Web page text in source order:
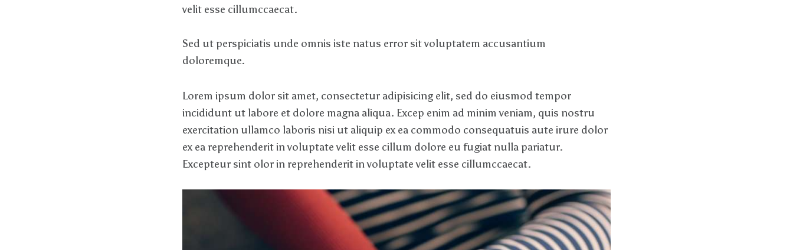
velit esse cillumccaecat.
Sed ut perspiciatis unde omnis iste natus error sit voluptatem accusantium
doloremque.
Lorem ipsum dolor sit amet, consectetur adipisicing elit, sed do eiusmod tempor
incididunt ut labore et dolore magna aliqua. Excep enim ad minim veniam, quis nostru
exercitation ullamco laboris nisi ut aliquip ex ea commodo consequatuis aute irure dolor
ex ea reprehenderit in voluptate velit esse cillum dolore eu fugiat nulla pariatur.
Excepteur sint olor in reprehenderit in voluptate velit esse cillumccaecat.